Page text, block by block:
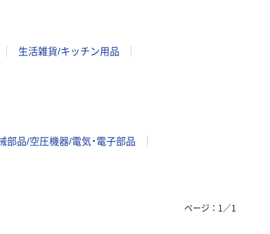
生活雑貨/キッチン用品
部品/空圧機器/電気・電子部品
ページ： 1 ／1